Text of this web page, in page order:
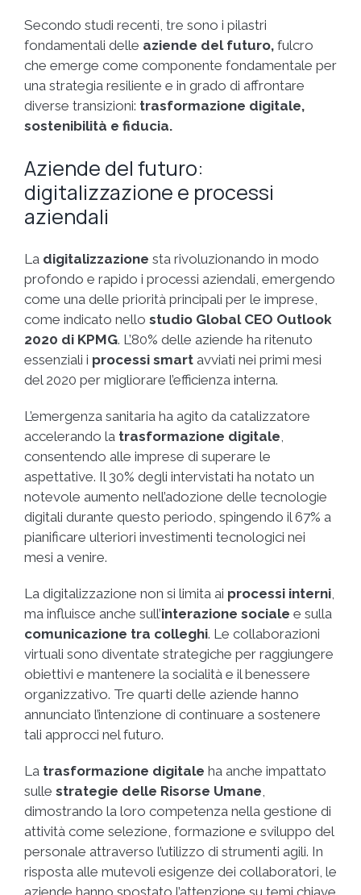
Secondo studi recenti, tre sono i pilastri
fondamentali delle aziende del futuro, fulcro
che emerge come componente fondamentale per
una strategia resiliente e in grado di affrontare
diverse transizioni: trasformazione digitale,
sostenibilità e fiducia.
Aziende del futuro:
digitalizzazione e processi
aziendali
La digitalizzazione sta rivoluzionando in modo
profondo e rapido i processi aziendali, emergendo
come una delle priorità principali per le imprese,
come indicato nello studio Global CEO Outlook
2020 di KPMG. L’80% delle aziende ha ritenuto
essenziali i processi smart avviati nei primi mesi
del 2020 per migliorare l’efficienza interna.
L’emergenza sanitaria ha agito da catalizzatore
accelerando la trasformazione digitale
consentendo alle imprese di superare le
aspettative. Il 30% degli intervistati ha notato un
notevole aumento nell’adozione delle tecnologie
digitali durante questo periodo, spingendo il 67% a
pianificare ulteriori investimenti tecnologici nei
mesi a venire.
La digitalizzazione non si limita ai processi interni
ma influisce anche sull’interazione sociale e sulla
comunicazione tra colleghi. Le collaborazioni
virtuali sono diventate strategiche per raggiungere
obiettivi e mantenere la socialità e il benessere
organizzativo. Tre quarti delle aziende hanno
annunciato l’intenzione di continuare a sostenere
tali approcci nel futuro.
La trasformazione digitale ha anche impattato
sulle strategie delle Risorse Umane
dimostrando la loro competenza nella gestione di
attività come selezione, formazione e sviluppo del
personale attraverso l’utilizzo di strumenti agili. In
risposta alle mutevoli esigenze dei collaboratori, le
aziende hanno spostato l’attenzione su temi chiave